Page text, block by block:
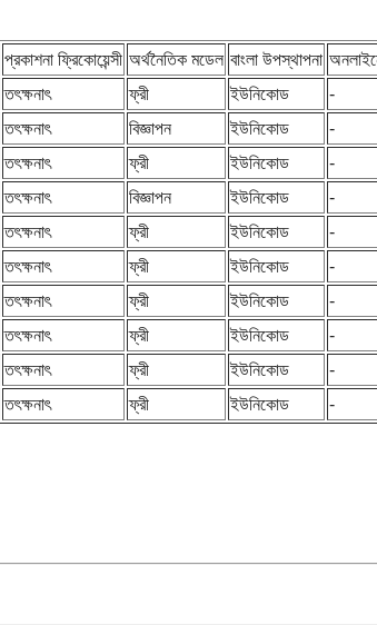
প্রকাশনা ফ্রিকোয়েন্সী অর্থনৈতিক মডেল বাংলা উপস্থাপনা
তৎক্ষনাৎ ফ্রী ইউনিকোড -
তৎক্ষনাৎ বিজ্ঞাপন ইউনিকোড -
তৎক্ষনাৎ ফ্রী ইউনিকোড -
তৎক্ষনাৎ বিজ্ঞাপন ইউনিকোড -
তৎক্ষনাৎ ফ্রী ইউনিকোড -
তৎক্ষনাৎ ফ্রী ইউনিকোড -
তৎক্ষনাৎ ফ্রী ইউনিকোড -
তৎক্ষনাৎ ফ্রী ইউনিকোড -
তৎক্ষনাৎ ফ্রী ইউনিকোড -
তৎক্ষনাৎ ফ্রী ইউনিকোড -